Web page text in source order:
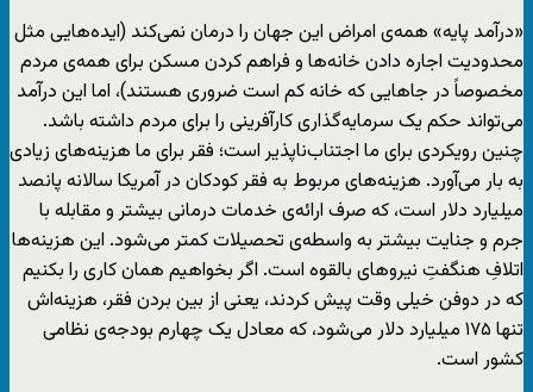
«درآمد پایه» همه‌ی امراض این جهان را درمان نمی‌کند (ایده‌هایی مثل
محدودیت اجاره دادن خانه‌ها و فراهم کردن مسکن برای همه‌ی مردم
مخصوصاً در جاهایی که خانه کم است ضروری هستند)، اما این درآمد
می‌تواند حکم یک سرمایه‌گذاری کارآفرینی را برای مردم داشته باشد.
چنین رویکردی برای ما اجتناب‌ناپذیر است؛ فقر برای ما هزینه‌های زیادی
به بار می‌آورد. هزینه‌های مربوط به فقر کودکان در آمریکا سالانه پانصد
میلیارد دلار است، که صرف ارائه‌ی خدمات درمانی بیشتر و مقابله با
جرم و جنایت بیشتر به واسطه‌ی تحصیلات کمتر می‌شود. این هزینه‌ها
اتلافِ هنگفتِ نیروهای بالقوه‌ است. اگر بخواهیم همان کاری را بکنیم
که در دوفن خیلی وقت پیش کردند، یعنی از بین بردن فقر، هزینه‌اش
تنها ۱۷۵ میلیارد دلار می‌شود، که معادل یک چهارم بودجه‌ی نظامی
کشور است.